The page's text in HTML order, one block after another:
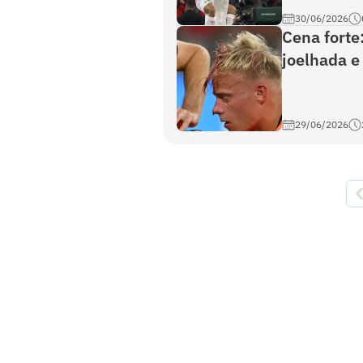
30/06/2026
Cena
joelhada
29/06/2026